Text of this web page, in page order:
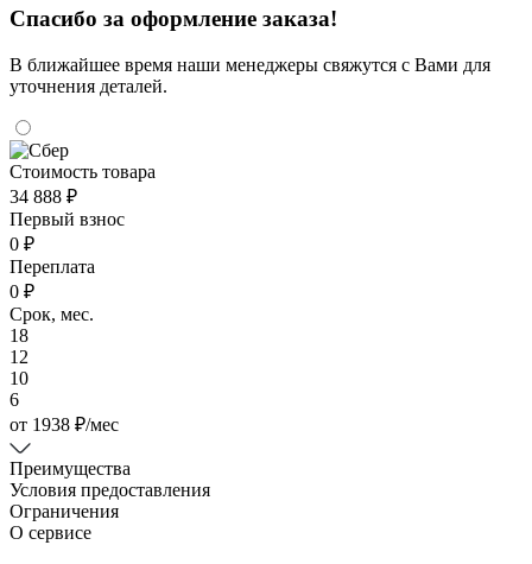
Спасибо за оформление заказа!
В ближайшее время наши менеджеры свяжутся с Вами для
уточнения деталей.
Стоимость товара
34 888 ₽
Первый взнос
0 ₽
Переплата
0 ₽
Срок, мес.
18
12
10
6
от 1938 ₽/мес
Преимущества
Условия предоставления
Ограничения
О сервисе